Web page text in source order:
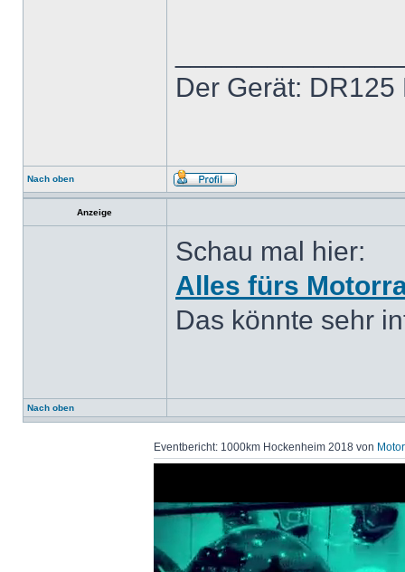
Der Gerät: DR125
Nach oben
Anzeige
Schau mal hier:
Alles fürs
Das könnte sehr
Nach oben
Eventbericht: 1000km Hockenheim 2018 von